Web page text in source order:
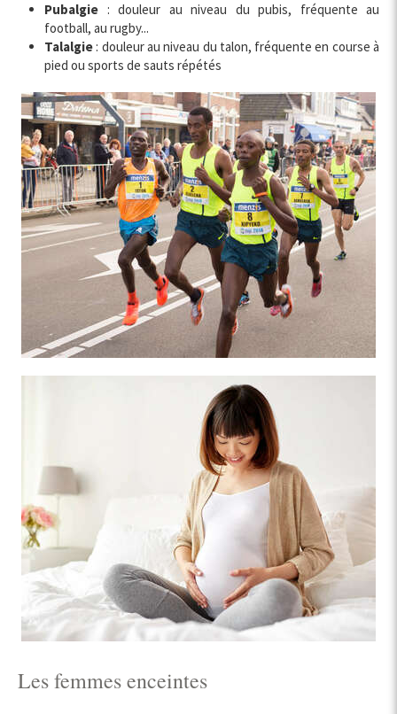
Pubalgie : douleur au niveau du pubis, fréquente au
football, au rugby...
Talalgie : douleur au niveau du talon, fréquente en course à
pied ou sports de sauts répétés
Les femmes enceintes